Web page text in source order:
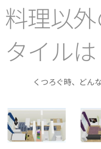
料理以
タイルは
くつろぐ時、どん